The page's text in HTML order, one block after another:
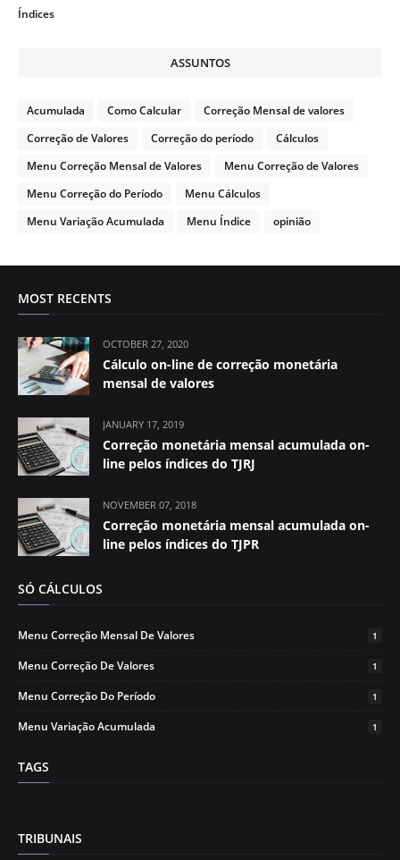
Índices
ASSUNTOS
Acumulada Como Calcular
Correção Mensal de valores
Correção de Valores
Correção do período
Cálculos
Menu Correção Mensal de Valores
Menu Correção de Valores
Menu Correção do Período
Menu Cálculos
Menu Variação Acumulada
Menu Índice opinião
MOST RECENTS
OCTOBER 27, 2020
Cálculo on-line de correção monetária
mensal de valores
JANUARY 17, 2019
Correção monetária mensal acumulada on-
line pelos índices do TJRJ
NOVEMBER 07, 2018
Correção monetária mensal acumulada on-
line pelos índices do TJPR
SÓ CÁLCULOS
Menu Correção Mensal De Valores 1
Menu Correção De Valores 1
Menu Correção Do Período 1
Menu Variação Acumulada 1
TAGS
TRIBUNAIS